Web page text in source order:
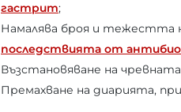
гастрит;
Намалява броя и тежестта
последствията от
Възстановяване на
Премахване на диарията,